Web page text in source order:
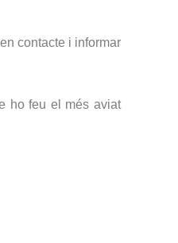
contacte i informar
ho feu el més aviat